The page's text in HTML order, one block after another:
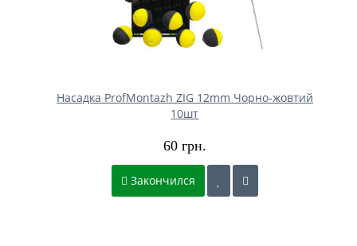
Насадка ProfMontazh ZIG 12mm Чорно-жовтий
10шт
60 грн.
Закончился